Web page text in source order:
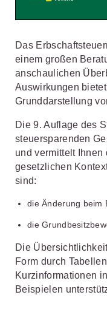
Das
einem großen
anschaulichen
Auswirkungen
Grunddarstellung
Die 9. Auflage des
steuersparenden
und vermittelt
gesetzlichen
sind:
die Änderung beim
die
Die
Form durch
Kurzinformationen
Beispielen